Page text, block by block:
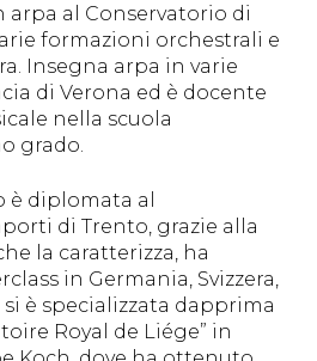
arpa al Conservatorio di
formazioni orchestrali e
Insegna arpa in varie
di Verona ed è docente
nella scuola
grado.
è diplomata al
di Trento, grazie alla
la caratterizza, ha
in Germania, Svizzera,
si è specializzata dapprima
Royal de Liége” in